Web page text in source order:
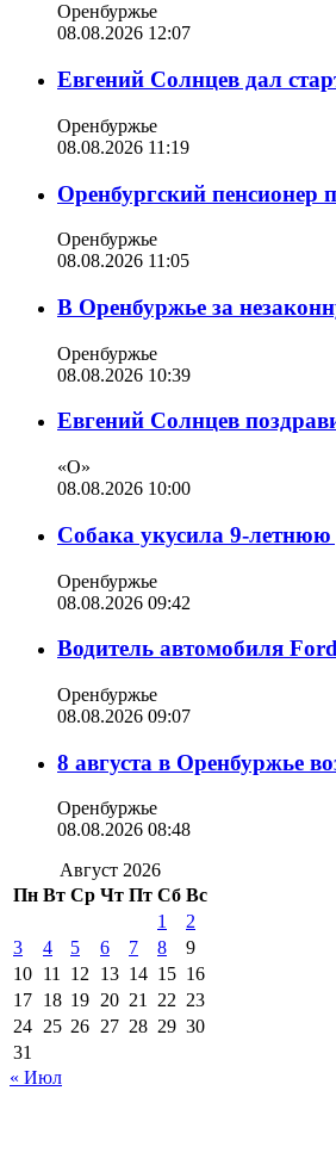
Оренбуржье
08.08.2026 12:07
Евгений Солнцев дал
Оренбуржье
08.08.2026 11:19
Оренбургский пенсионер
Оренбуржье
08.08.2026 11:05
В Оренбуржье за
Оренбуржье
08.08.2026 10:39
Евгений Солнцев
«О»
08.08.2026 10:00
Собака укусила 9-
Оренбуржье
08.08.2026 09:42
Водитель автомобиля
Оренбуржье
08.08.2026 09:07
8 августа в Оренбуржье
Оренбуржье
08.08.2026 08:48
Август 2026
Пн Вт Ср Чт Пт Сб Вс
1
2
3
4 5 6 7 8
9
10 11 12 13 14 15 16
17 18 19 20 21 22 23
24 25 26 27 28 29 30
31
« Июл